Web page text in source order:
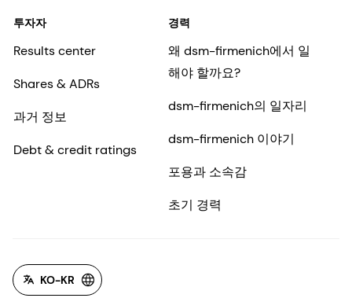
투자자
Results center
Shares & ADRs
과거 정보
Debt & credit ratings
경력
왜 dsm-firmenich에서 일
해야 할까요?
dsm-firmenich의 일자리
dsm-firmenich 이야기
포용과 소속감
초기 경력
KO-KR